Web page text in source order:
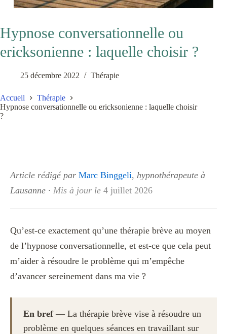
Hypnose conversationnelle ou
ericksonienne : laquelle choisir ?
25 décembre 2022 Thérapie
Accueil
Thérapie
Hypnose conversationnelle ou ericksonienne : laquelle choisir
?
Article rédigé par Marc Binggeli, hypnothérapeute à
Lausanne · Mis à jour le 4 juillet 2026
Qu’est-ce exactement qu’une thérapie brève au moyen
de l’hypnose conversationnelle, et est-ce que cela peut
m’aider à résoudre le problème qui m’empêche
d’avancer sereinement dans ma vie ?
En bref— La thérapie brève vise à résoudre un
problème en quelques séances en travaillant sur